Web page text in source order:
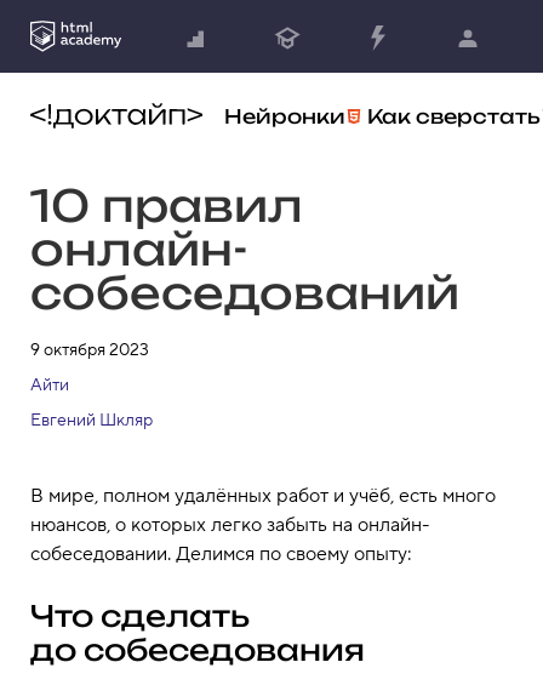
Нейронки Как сверстать
10 правил
онлайн-
собеседований
9 октября 2023
Айти
Евгений Шкляр
В мире, полном удалённых работ и учёб, есть много
нюансов, о которых легко забыть на онлайн-
собеседовании. Делимся по своему опыту:
Что сделать
до собеседования